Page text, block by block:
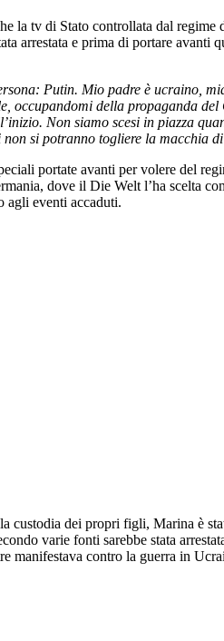
la tv di Stato controllata dal
arrestata e prima di portare
Putin. Mio padre è ucraino,
della propaganda
Non siamo scesi in piazza
si potranno togliere la macchia
portate avanti per volere del
dove il Die Welt l’ha scelta
agli eventi accaduti.
dei propri figli, Marina è
varie fonti sarebbe stata
contro la guerra in